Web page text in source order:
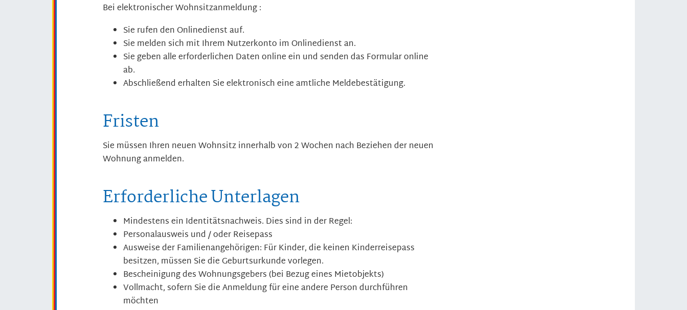
Bei elektronischer Wohnsitzanmeldung:
Sie rufen den Onlinedienst auf.
Sie melden sich mit Ihrem Nutzerkonto im Onlinedienst an.
Sie geben alle erforderlichen Daten online ein und senden das Formular online
ab.
Abschließend erhalten Sie elektronisch eine amtliche Meldebestätigung.
Fristen
Sie müssen Ihren neuen Wohnsitz innerhalb von 2 Wochen nach Beziehen der neuen
Wohnung anmelden.
Erforderliche Unterlagen
Mindestens ein Identitätsnachweis. Dies sind in der Regel:
Personalausweis und / oder Reisepass
Ausweise der Familienangehörigen: Für Kinder, die keinen Kinderreisepass
besitzen, müssen Sie die Geburtsurkunde vorlegen.
Bescheinigung des Wohnungsgebers (bei Bezug eines Mietobjekts)
Vollmacht, sofern Sie die Anmeldung für eine andere Person durchführen
möchten